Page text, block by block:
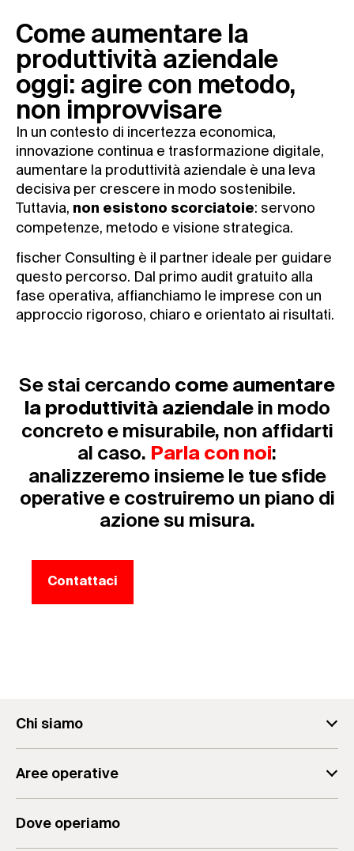
Come aumentare la
produttività aziendale
oggi: agire con metodo,
non improvvisare
In un contesto di incertezza economica,
innovazione continua e trasformazione digitale,
aumentare la produttività aziendale è una leva
decisiva per crescere in modo sostenibile.
Tuttavia, non esistono scorciatoie: servono
competenze, metodo e visione strategica.
fischer Consulting è il partner ideale per guidare
questo percorso. Dal primo audit gratuito alla
fase operativa, affianchiamo le imprese con un
approccio rigoroso, chiaro e orientato ai risultati.
Se stai cercando come aumentare
la produttività aziendalein modo
concreto e misurabile, non affidarti
al caso. Parla con noi:
analizzeremo insieme le tue sfide
operative e costruiremo un piano di
azione su misura.
Contattaci
Chi siamo
Il team
Aree operative
Consulenza Aziendale
Dove operiamo